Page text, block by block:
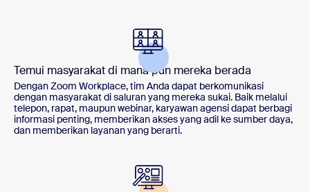
Temui masyarakat di mana pun mereka berada
Dengan Zoom Workplace, tim Anda dapat berkomunikasi
dengan masyarakat di saluran yang mereka sukai. Baik melalui
telepon, rapat, maupun webinar, karyawan agensi dapat berbagi
informasi penting, memberikan akses yang adil ke sumber daya,
dan memberikan layanan yang berarti.